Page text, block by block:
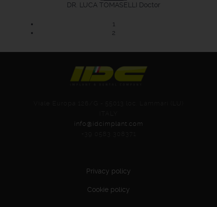
DR. LUCA TOMASELLI Doctor
1
2
info@idcimplant.com
Privacy policy
Cookie policy